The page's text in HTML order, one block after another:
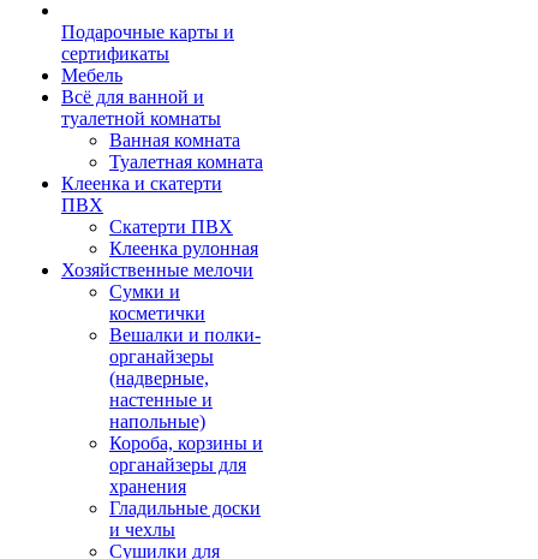
Подарочные карты и
сертификаты
Мебель
Всё для ванной и
туалетной комнаты
Ванная комната
Туалетная комната
Клеенка и скатерти
ПВХ
Скатерти ПВХ
Клеенка рулонная
Хозяйственные мелочи
Сумки и
косметички
Вешалки и полки-
органайзеры
(надверные,
настенные и
напольные)
Короба, корзины и
органайзеры для
хранения
Гладильные доски
и чехлы
Сушилки для